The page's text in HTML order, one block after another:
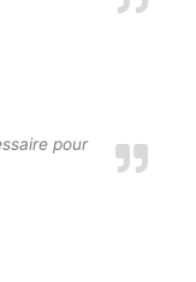
pour